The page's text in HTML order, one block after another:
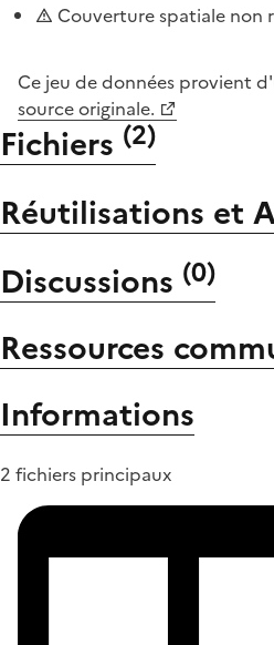
Couverture spatiale non
Ce jeu de données provient
source originale.
Fichiers (2)
Réutilisations et
Discussions (0)
Ressources
Informations
2 fichiers principaux